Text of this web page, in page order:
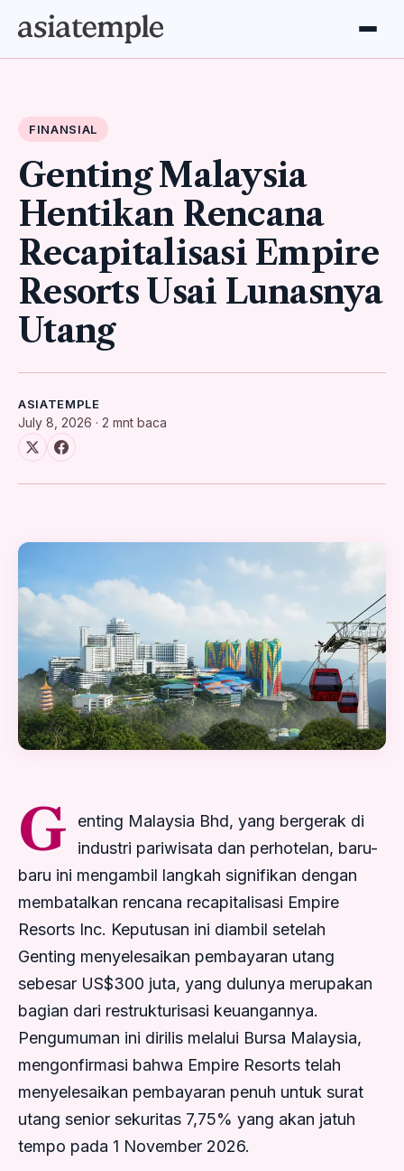
FINANSIAL
Genting Malaysia
Hentikan Rencana
Recapitalisasi Empire
Resorts Usai Lunasnya
Utang
ASIATEMPLE
July 8, 2026 · 2 mnt baca
G
enting Malaysia Bhd, yang bergerak di
industri pariwisata dan perhotelan, baru-
baru ini mengambil langkah signifikan dengan
membatalkan rencana recapitalisasi Empire
Resorts Inc. Keputusan ini diambil setelah
Genting menyelesaikan pembayaran utang
sebesar US$300 juta, yang dulunya merupakan
bagian dari restrukturisasi keuangannya.
Pengumuman ini dirilis melalui Bursa Malaysia,
mengonfirmasi bahwa Empire Resorts telah
menyelesaikan pembayaran penuh untuk surat
utang senior sekuritas 7,75% yang akan jatuh
tempo pada 1 November 2026.